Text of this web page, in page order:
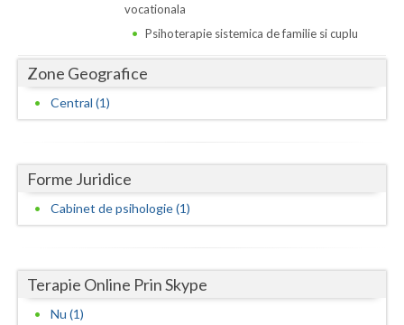
Giurgiu
Gorj
Hunedoara
Ialomita
Ilfov
Maramures
vocationala
Psihoterapie sistemica de familie si cuplu
Zone Geografice
Central (1)
Forme Juridice
Cabinet de psihologie (1)
Terapie Online Prin Skype
Nu (1)